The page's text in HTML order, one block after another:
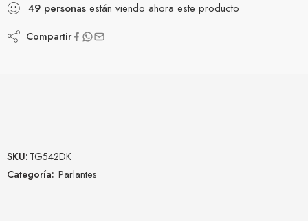
49 personas están viendo ahora este producto
Compartir
SKU:TG542DK
Categoría: Parlantes